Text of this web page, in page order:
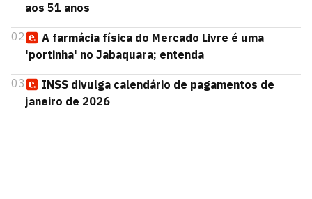
aos 51 anos
02
A farmácia física do Mercado Livre é uma
'portinha' no Jabaquara; entenda
03
INSS divulga calendário de pagamentos de
janeiro de 2026